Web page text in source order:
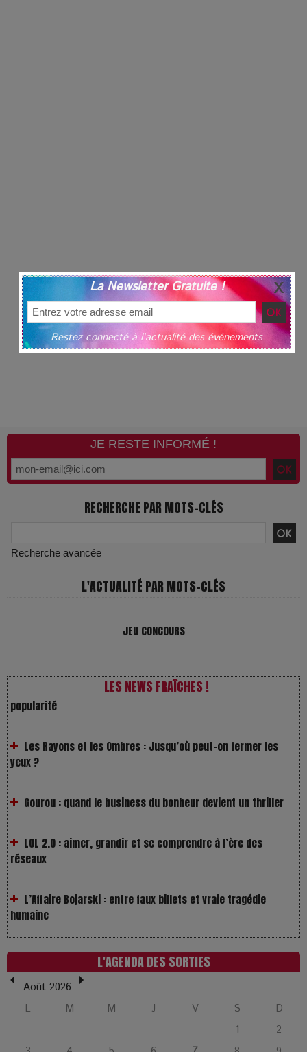
JE RESTE INFORMÉ !
RECHERCHE PAR MOTS-CLÉS
Recherche avancée
L'ACTUALITÉ PAR MOTS-CLÉS
JEU CONCOURS
LES NEWS FRAÎCHES !
popularité
Les Rayons et les Ombres : Jusqu’où peut-on fermer les
Gourou : quand le business du bonheur devient un thriller
LOL 2.0 : aimer, grandir et se comprendre à l’ère des
L’Affaire Bojarski : entre faux billets et vraie tragédie
L’or blanc à la croisée des chemins : Rumilly interroge
l’avenir de la montagne française
La Femme de Ménage : Plongez dans le thriller
psychologique qui a conquis le monde !
La Condition : Sous le vernis de la bourgeoisie, la violence
L'AGENDA DES SORTIES
Août 2026
L
M M J V S
D
1
2
La Newsletter Gratuite !
Restez connecté à l'actualité des événements